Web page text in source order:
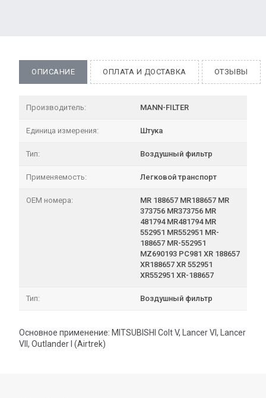
ОПИСАНИЕ ОПЛАТА И ДОСТАВКА ОТЗЫВЫ
Производитель: MANN-FILTER
Единица измерения: Штука
Тип: Воздушный фильтр
Применяемость: Легковой транспорт
OEM номера:
MR 188657 MR188657 MR
373756 MR373756 MR
481794 MR481794 MR
552951 MR552951 MR-
188657 MR-552951
MZ690193 PC981 XR 188657
XR188657 XR 552951
XR552951 XR-188657
Тип: Воздушный фильтр
Основное применение: MITSUBISHI Colt V, Lancer VI, Lancer
VII, Outlander I (Airtrek)